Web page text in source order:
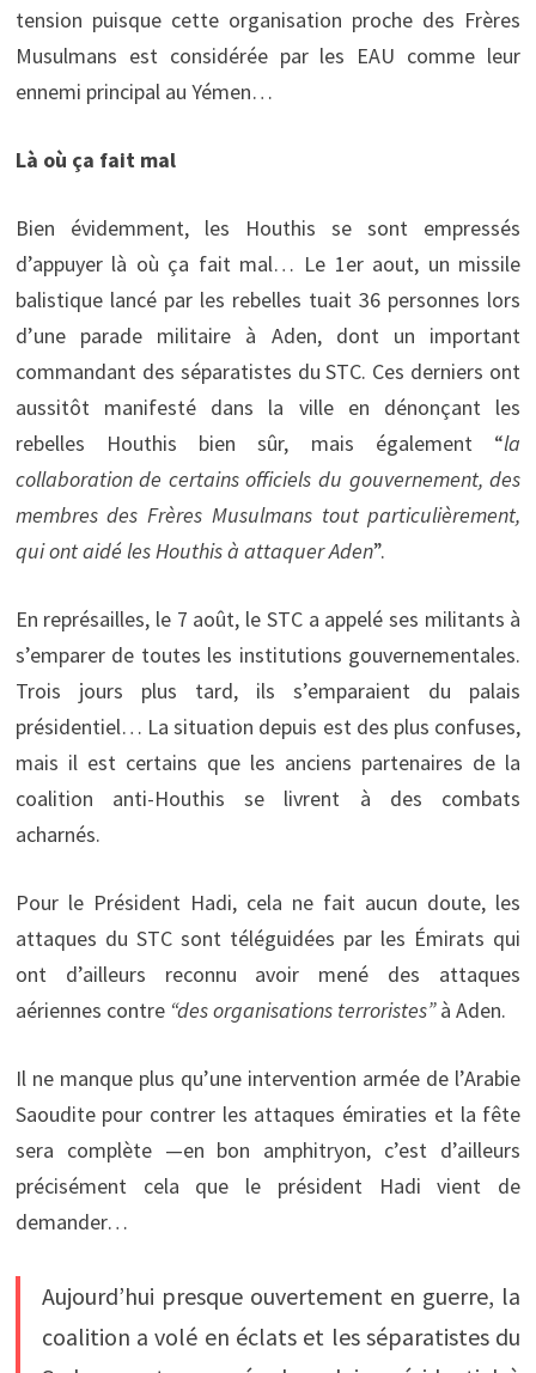
tension puisque cette organisation proche des Frères
Musulmans est considérée par les EAU comme leur
ennemi principal au Yémen…
Là où ça fait mal
Bien évidemment, les Houthis se sont empressés
d’appuyer là où ça fait mal… Le 1er aout, un missile
balistique lancé par les rebelles tuait 36 personnes lors
d’une parade militaire à Aden, dont un important
commandant des séparatistes du STC. Ces derniers ont
aussitôt manifesté dans la ville en dénonçant les
rebelles Houthis bien sûr, mais également “la
collaboration de certains officiels du gouvernement, des
membres des Frères Musulmans tout particulièrement,
qui ont aidé les Houthis à attaquer Aden”.
En représailles, le 7 août, le STC a appelé ses militants à
s’emparer de toutes les institutions gouvernementales.
Trois jours plus tard, ils s’emparaient du palais
présidentiel… La situation depuis est des plus confuses,
mais il est certains que les anciens partenaires de la
coalition anti-Houthis se livrent à des combats
acharnés.
Pour le Président Hadi, cela ne fait aucun doute, les
attaques du STC sont téléguidées par les Émirats qui
ont d’ailleurs reconnu avoir mené des attaques
aériennes contre “des organisations terroristes”à Aden.
Il ne manque plus qu’une intervention armée de l’Arabie
Saoudite pour contrer les attaques émiraties et la fête
sera complète —en bon amphitryon, c’est d’ailleurs
précisément cela que le président Hadi vient de
demander…
Aujourd’hui presque ouvertement en guerre, la
coalition a volé en éclats et les séparatistes du